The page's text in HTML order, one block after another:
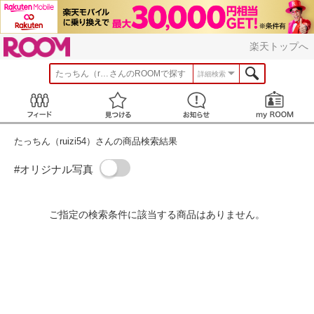
楽天トップへ
たっちん（ruizi54）さんのROOMで探す 詳細検索
見つける お知らせ
たっちん（ruizi54）さんの商品検索結果
#オリジナル写真
ご指定の検索条件に該当する商品はありません。